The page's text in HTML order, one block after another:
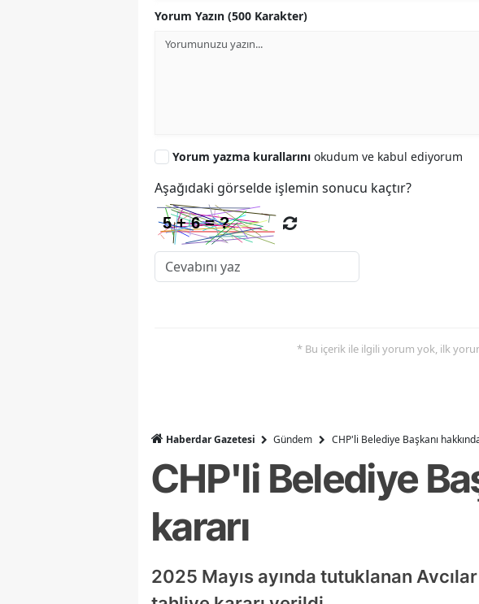
Yorum Yazın (500 Karakter)
Yorum yazma kurallarını okudum ve kabul ediyorum
Aşağıdaki görselde işlemin sonucu kaçtır?
* Bu içerik ile ilgili yorum yok, ilk
Haberdar Gazetesi Gündem CHP'li Belediye Başkanı
CHP'li Belediye
kararı
2025 Mayıs ayında tutuklanan